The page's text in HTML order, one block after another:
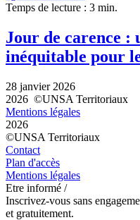
Temps de lecture : 3 min.
Jour de carence :
inéquitable pour
28 janvier 2026
2026 ©UNSA
Mentions légales
2026
©UNSA Territoriaux
Contact
Plan d'accès
Mentions légales
Etre informé /
Inscrivez-vous sans
et gratuitement.